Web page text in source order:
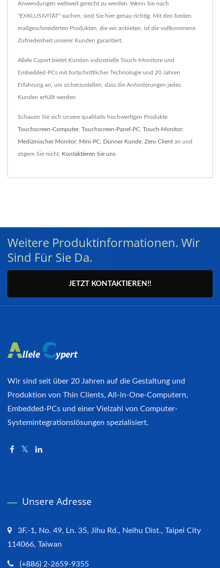
Anwendungen weltweit gerecht zu werden. Wenn Sie nach
"EXKLUSIVITÄT" suchen, sind Sie hier genau richtig. Mit den besten
maßgeschneiderten Produkten, die wir anbieten, ist die vollkommene
Zufriedenheit unserer Kunden garantiert.
Allele Cypert bietet Kunden industrielle Touch-Monitore und
Embedded-PCs mit fortschrittlicher Technologie und 20 Jahren
Erfahrung an, um sicherzustellen, dass die Anforderungen jedes
Kunden erfüllt werden.
Schauen Sie sich unsere qualitativ hochwertigen Produkte
Touchscreen-Computer, Touchscreen-Panel-PC Touch-Monitor,
Medizinischer Monitor, Mini-PC Dünner Kunde Zero Client an und
zögern Sie nicht, Kontaktieren Sie uns
Weitere Produktinformationen. Wir
Sind Für Sie Da.
JETZT KONTAKTIEREN!!
Wir sind seit über 20 Jahren auf die Gestaltung und
Produktion von Thin Clients, All-in-One-Computern,
Embedded-PCs und einer Vielzahl von Computer-
Systemintegrationslösungen spezialisiert.
Unsere Adresse
3F.-1, No. 49, Ln. 35, Jihu Rd., Neihu Dist., Taipei City
114066, Taiwan
(+886) 2-2659-9355